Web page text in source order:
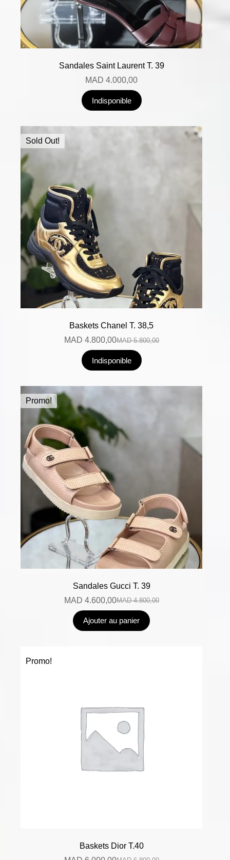
Sandales Saint Laurent T. 39
MAD 4.000,00
Indisponible
Sold Out!
Baskets Chanel T. 38,5
MAD5.800,00
MAD 4.800,00
Indisponible
Promo!
Sandales Gucci T. 39
MAD4.800,00
MAD 4.600,00
Ajouter au panier
Promo!
Baskets Dior T.40